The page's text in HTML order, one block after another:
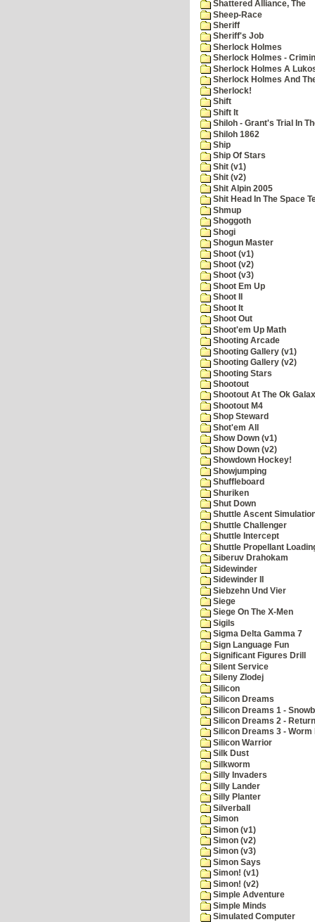
Shattered Alliance, The
Sheep-Race
Sheriff
Sheriff's Job
Sherlock Holmes
Sherlock Holmes -
Sherlock Holmes A
Sherlock Holmes And
Sherlock!
Shift
Shift It
Shiloh - Grant's Trial In
Shiloh 1862
Ship
Ship Of Stars
Shit (v1)
Shit (v2)
Shit Alpin 2005
Shit Head In The Space
Shmup
Shoggoth
Shogi
Shogun Master
Shoot (v1)
Shoot (v2)
Shoot (v3)
Shoot Em Up
Shoot II
Shoot It
Shoot Out
Shoot'em Up Math
Shooting Arcade
Shooting Gallery (v1)
Shooting Gallery (v2)
Shooting Stars
Shootout
Shootout At The Ok
Shootout M4
Shop Steward
Shot'em All
Show Down (v1)
Show Down (v2)
Showdown Hockey!
Showjumping
Shuffleboard
Shuriken
Shut Down
Shuttle Ascent
Shuttle Challenger
Shuttle Intercept
Shuttle Propellant
Siberuv Drahokam
Sidewinder
Sidewinder II
Siebzehn Und Vier
Siege
Siege On The X-Men
Sigils
Sigma Delta Gamma 7
Sign Language Fun
Significant Figures Drill
Silent Service
Sileny Zlodej
Silicon
Silicon Dreams
Silicon Dreams 1 -
Silicon Dreams 2 -
Silicon Dreams 3 - Worm
Silicon Warrior
Silk Dust
Silkworm
Silly Invaders
Silly Lander
Silly Planter
Silverball
Simon
Simon (v1)
Simon (v2)
Simon (v3)
Simon Says
Simon! (v1)
Simon! (v2)
Simple Adventure
Simple Minds
Simulated Computer